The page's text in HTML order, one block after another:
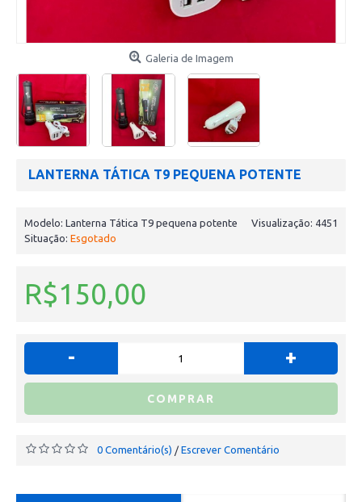
Galeria de Imagem
LANTERNA TÁTICA T9 PEQUENA POTENTE
Visualização: 4451
Modelo: Lanterna Tática T9 pequena potente
Situação: Esgotado
R$150,00
- +
COMPRAR
0 Comentário(s) / Escrever Comentário